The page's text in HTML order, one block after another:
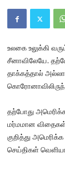
உலகை உலுக்கி
சீனாவிலேயே.
தாக்கத்தால்
தற்போது
மர்மமான விதைகள்
குறித்து
செய்திகள்